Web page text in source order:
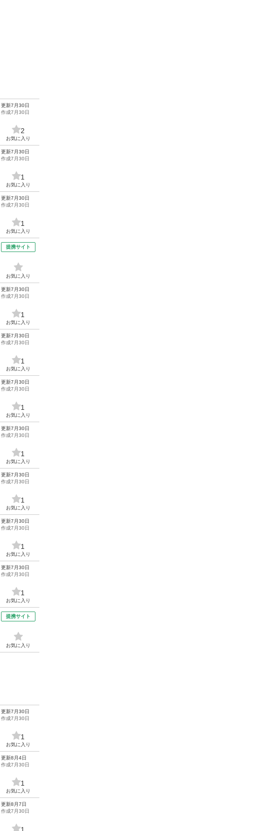
更新7月30日
作成7月30日
2
お気に入り
更新7月30日
作成7月30日
1
お気に入り
更新7月30日
作成7月30日
1
お気に入り
提携サイト
お気に入り
更新7月30日
作成7月30日
1
お気に入り
更新7月30日
作成7月30日
1
お気に入り
更新7月30日
作成7月30日
1
お気に入り
更新7月30日
作成7月30日
1
お気に入り
更新7月30日
作成7月30日
1
お気に入り
更新7月30日
作成7月30日
1
お気に入り
更新7月30日
作成7月30日
1
お気に入り
提携サイト
お気に入り
更新7月30日
作成7月30日
1
お気に入り
更新8月4日
作成7月30日
1
お気に入り
更新8月7日
作成7月30日
1